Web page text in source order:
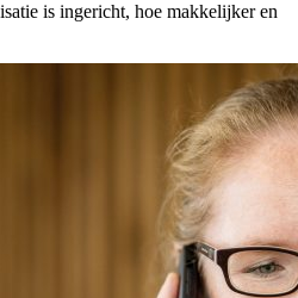
is ingericht, hoe makkelijker en